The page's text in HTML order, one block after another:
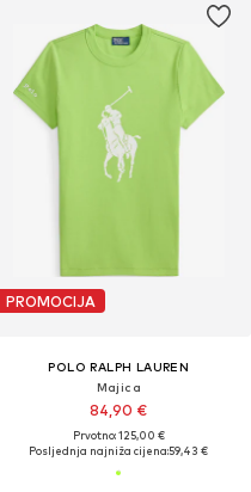
PROMOCIJA
POLO RALPH LAUREN
Majica
84,90 €
Prvotno: 125,00 €
Posljednja najniža cijena:59,43 €